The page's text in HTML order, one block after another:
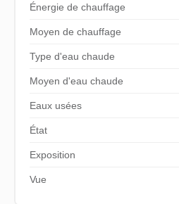
Énergie de chauffage
Moyen de chauffage
Type d'eau chaude
Moyen d'eau chaude
Eaux usées
État
Exposition
Vue